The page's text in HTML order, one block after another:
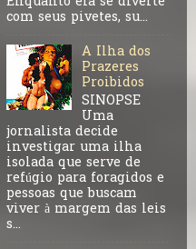
com seus pivetes, su...
A Ilha dos
Prazeres
Proibidos
SINOPSE
Uma
jornalista decide
investigar uma ilha
isolada que serve de
refúgio para foragidos e
pessoas que buscam
viver à margem das leis
s...